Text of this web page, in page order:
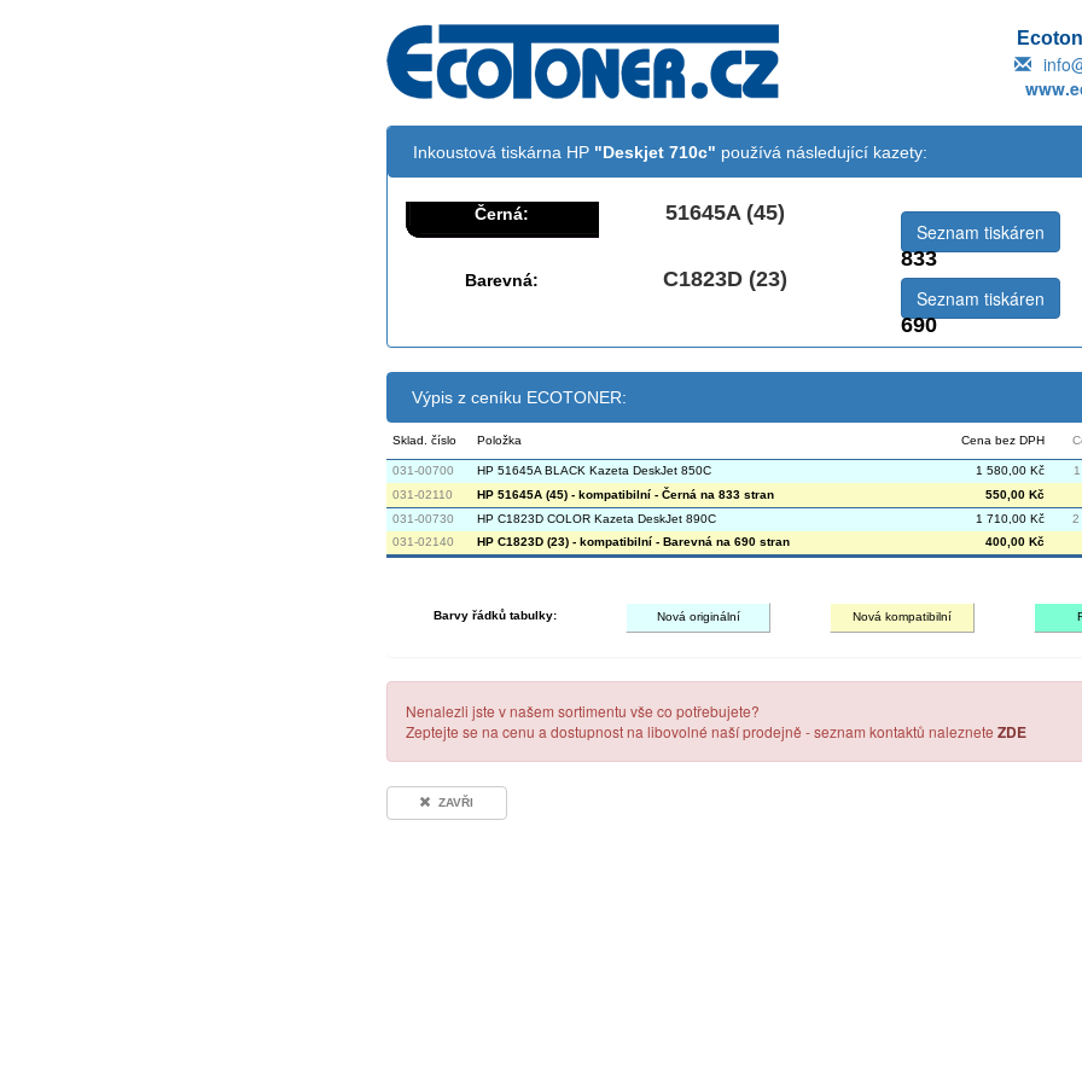
Inkoustová tiskárna HP "Deskjet 710c" používá následující kazety:
Černá:
51645A (45)
833
Seznam tiskáren
Barevná:
C1823D (23)
690
Seznam tiskáren
Výpis z ceníku ECOTONER:
Sklad. číslo Položka Cena bez DPH
031-00700 HP 51645A BLACK Kazeta DeskJet 850C 1 580,00 Kč
031-02110
HP 51645A (45) - kompatibilní - Černá na 833 stran 550,00 Kč
031-00730
HP C1823D COLOR Kazeta DeskJet 890C 1 710,00 Kč 2
031-02140
HP C1823D (23) - kompatibilní - Barevná na 690 stran 400,00 Kč
Barvy řádků tabulky: Nová originální Nová kompatibilní
Nenalezli jste v našem sortimentu vše co potřebujete?
Zeptejte se na cenu a dostupnost na libovolné naší prodejně - seznam kontaktů naleznete ZDE
ZAVŘI